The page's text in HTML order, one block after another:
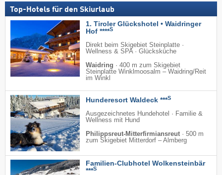
Top-Hotels für den Skiurlaub
1. Tiroler Glückshotel • Waidringer
Hof ****S
Direkt beim Skigebiet Steinplatte ·
Wellness & SPA · Glücksküche
Waidring · 400 m zum Skigebiet
Steinplatte Winklmoosalm – Waidring/​Reit
im Winkl
Hunderesort Waldeck ***S
Ausgezeichnetes Hundehotel · Familie &
Wellness mit Hund
Philippsreut-Mitterfirmiansreut · 500 m
zum Skigebiet Mitterdorf – Almberg
Familien-Clubhotel Wolkensteinbär
***S